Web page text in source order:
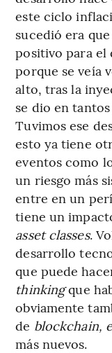
este ciclo
sucedió era
positivo para
porque se veía
alto, tras la
se dio en
Tuvimos ese
esto ya tiene
eventos como
un riesgo más
entre en un
tiene un
asset classes.
desarrollo
que puede
thinkingque
obviamente
de blockchain,
más nuevos.